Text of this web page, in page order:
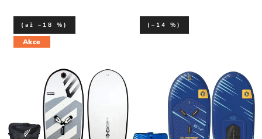
Akce
(až –18 %) (–14 %)